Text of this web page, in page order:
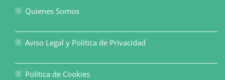
Quienes Somos
Aviso Legal y Política de Privacidad
Política de Cookies